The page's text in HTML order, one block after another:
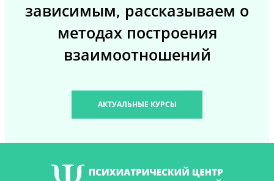
зависимым, рассказываем о
методах построения
взаимоотношений
АКТУАЛЬНЫЕ КУРСЫ